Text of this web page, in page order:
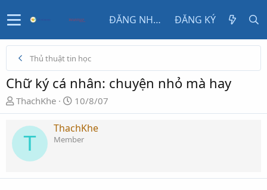
ĐĂNG NHẬP ĐĂNG KÝ
Thủ thuật tin học
Chữ ký cá nhân: chuyện nhỏ mà hay
N
g
ư
h
ThachKhe
N
g
à
y
i
10/8/07
T
ThachKhe
Member